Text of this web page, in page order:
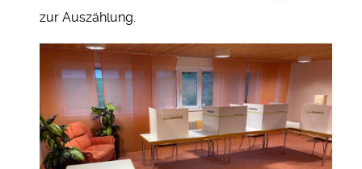
zur Auszählung.